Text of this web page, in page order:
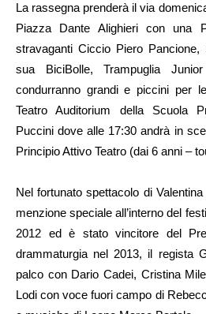
La rassegna prenderà il via
Piazza Dante Alighieri con una
stravaganti Ciccio Piero
sua BiciBolle, Trampuglia
condurranno grandi e piccini per
Teatro Auditorium della Scuola
Puccini dove alle 17:30 andrà in
Principio Attivo Teatro (dai 6 anni –
Nel fortunato spettacolo di
menzione speciale all’interno del
2012 ed è stato vincitore del
drammaturgia nel 2013, il regista
palco con Dario Cadei, Cristina
Lodi con voce fuori campo di